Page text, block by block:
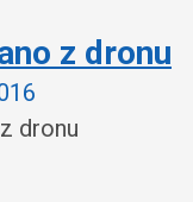
z dronu
dronu